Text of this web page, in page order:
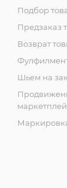
Подбор
Предзаказ
Возврат
Шьем на